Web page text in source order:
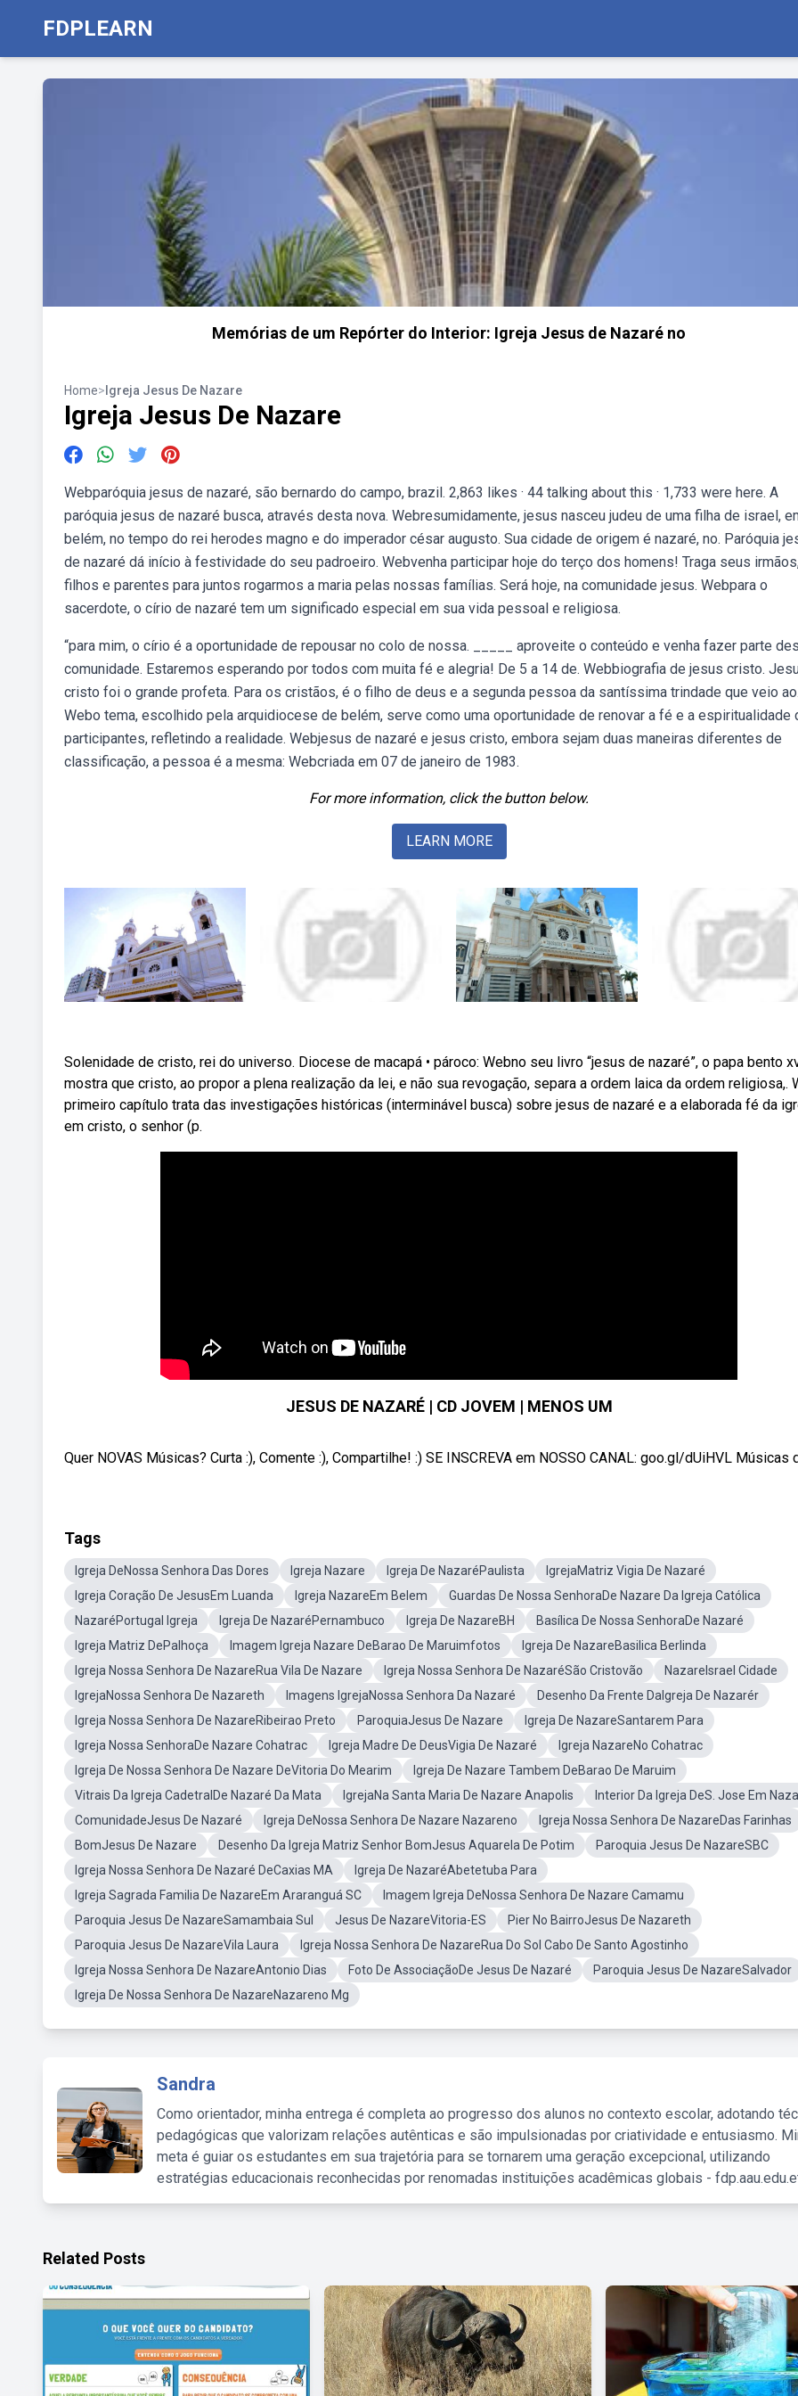
FDPLEARN
Memórias de um Repórter do Interior: Igreja Jesus de Nazaré no
Home> Igreja Jesus De Nazare
Igreja Jesus De Nazare
Webparóquia jesus de nazaré, são bernardo do campo, brazil. 2,863 likes · 44 talking about this · 1,733 were here. A
paróquia jesus de nazaré busca, através desta nova. Webresumidamente, jesus nasceu judeu de uma filha de israel,
belém, no tempo do rei herodes magno e do imperador césar augusto. Sua cidade de origem é nazaré, no. Paróquia
de nazaré dá início à festividade do seu padroeiro. Webvenha participar hoje do terço dos homens! Traga seus
filhos e parentes para juntos rogarmos a maria pelas nossas famílias. Será hoje, na comunidade jesus. Webpara o
sacerdote, o círio de nazaré tem um significado especial em sua vida pessoal e religiosa.
“para mim, o círio é a oportunidade de repousar no colo de nossa. _____ aproveite o conteúdo e venha fazer parte
comunidade. Estaremos esperando por todos com muita fé e alegria! De 5 a 14 de. Webbiografia de jesus cristo.
cristo foi o grande profeta. Para os cristãos, é o filho de deus e a segunda pessoa da santíssima trindade que veio
Webo tema, escolhido pela arquidiocese de belém, serve como uma oportunidade de renovar a fé e a espiritualidade
participantes, refletindo a realidade. Webjesus de nazaré e jesus cristo, embora sejam duas maneiras diferentes de
classificação, a pessoa é a mesma: Webcriada em 07 de janeiro de 1983.
For more information, click the button below.
LEARN MORE
Solenidade de cristo, rei do universo. Diocese de macapá • pároco: Webno seu livro “jesus de nazaré”, o papa bento
mostra que cristo, ao propor a plena realização da lei, e não sua revogação, separa a ordem laica da ordem religiosa,.
primeiro capítulo trata das investigações históricas (interminável busca) sobre jesus de nazaré e a elaborada fé da
em cristo, o senhor (p.
JESUS DE NAZARÉ | CD JOVEM | MENOS UM
Quer NOVAS Músicas? Curta :), Comente :), Compartilhe! :) SE INSCREVA em NOSSO CANAL: goo.gl/dUiHVL Músicas
Tags
Igreja DeNossa Senhora Das Dores Igreja Nazare Igreja De NazaréPaulista
IgrejaMatriz Vigia De Nazaré
Igreja Coração De JesusEm Luanda
Igreja NazareEm Belem
Guardas De Nossa SenhoraDe Nazare Da Igreja Católica
NazaréPortugal Igreja
Igreja De NazaréPernambuco Igreja De NazareBH
Basílica De Nossa SenhoraDe Nazaré
Igreja Matriz DePalhoça
Imagem Igreja Nazare DeBarao De Maruimfotos
Igreja De NazareBasilica Berlinda
Igreja Nossa Senhora De NazareRua Vila De Nazare
Igreja Nossa Senhora De NazaréSão Cristovão
NazareIsrael Cidade
IgrejaNossa Senhora De Nazareth
Imagens IgrejaNossa Senhora Da Nazaré
Desenho Da Frente DaIgreja De Nazarér
Igreja Nossa Senhora De NazareRibeirao Preto
ParoquiaJesus De Nazare
Igreja De NazareSantarem Para
Igreja Nossa SenhoraDe Nazare Cohatrac
Igreja Madre De DeusVigia De Nazaré
Igreja NazareNo Cohatrac
Igreja De Nossa Senhora De Nazare DeVitoria Do Mearim
Igreja De Nazare Tambem DeBarao De Maruim
Vitrais Da Igreja CadetralDe Nazaré Da Mata
IgrejaNa Santa Maria De Nazare Anapolis
Interior Da Igreja DeS. Jose Em
ComunidadeJesus De Nazaré
Igreja DeNossa Senhora De Nazare Nazareno
Igreja Nossa Senhora De NazareDas Farinhas
BomJesus De Nazare
Desenho Da Igreja Matriz Senhor BomJesus Aquarela De Potim
Paroquia Jesus De NazareSBC
Igreja Nossa Senhora De Nazaré DeCaxias MA
Igreja De NazaréAbetetuba Para
Igreja Sagrada Familia De NazareEm Araranguá SC
Imagem Igreja DeNossa Senhora De Nazare Camamu
Paroquia Jesus De NazareSamambaia Sul
Jesus De NazareVitoria-ES
Pier No BairroJesus De Nazareth
Paroquia Jesus De NazareVila Laura
Igreja Nossa Senhora De NazareRua Do Sol Cabo De Santo Agostinho
Igreja Nossa Senhora De NazareAntonio Dias
Foto De AssociaçãoDe Jesus De Nazaré
Paroquia Jesus De NazareSalvador
Igreja De Nossa Senhora De NazareNazareno Mg
Sandra
Como orientador, minha entrega é completa ao progresso dos alunos no contexto escolar, adotando
pedagógicas que valorizam relações autênticas e são impulsionadas por criatividade e entusiasmo.
meta é guiar os estudantes em sua trajetória para se tornarem uma geração excepcional, utilizando
estratégias educacionais reconhecidas por renomadas instituições acadêmicas globais -
Related Posts